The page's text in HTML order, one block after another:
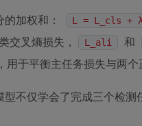
加权和：
L = L_cls +
交叉熵损失， L_ali
和
用于平衡主任务损失与两
不仅学会了完成三个检